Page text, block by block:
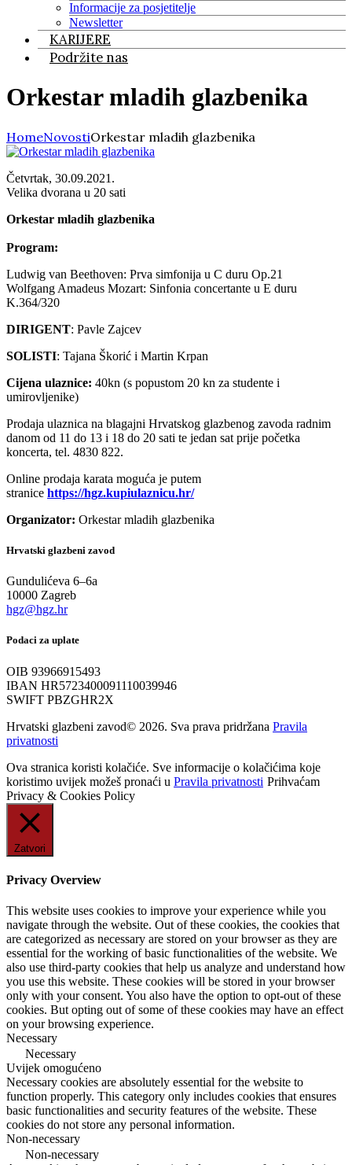
Informacije za posjetitelje
Newsletter
KARIJERE
Podržite nas
Orkestar mladih glazbenika
HomeNovostiOrkestar mladih glazbenika
Četvrtak, 30.09.2021.
Velika dvorana u 20 sati
Orkestar mladih glazbenika
Program:
Ludwig van Beethoven: Prva simfonija u C duru Op.21
Wolfgang Amadeus Mozart: Sinfonia concertante u E duru
K.364/320
DIRIGENT: Pavle Zajcev
SOLISTI: Tajana Škorić i Martin Krpan
Cijena ulaznice: 40kn (s popustom 20 kn za studente i
umirovljenike)
Prodaja ulaznica na blagajni Hrvatskog glazbenog zavoda radnim
danom od 11 do 13 i 18 do 20 sati te jedan sat prije početka
koncerta, tel. 4830 822.
Online prodaja karata moguća je putem
stranice https://hgz.kupiulaznicu.hr/
Organizator: Orkestar mladih glazbenika
Hrvatski glazbeni zavod
Gundulićeva 6–6a
10000 Zagreb
hgz@hgz.hr
Podaci za uplate
OIB 93966915493
IBAN HR5723400091110039946
SWIFT PBZGHR2X
Hrvatski glazbeni zavod© 2026. Sva prava pridržana Pravila
privatnosti
Ova stranica koristi kolačiće. Sve informacije o kolačićima koje
koristimo uvijek možeš pronaći u Pravila privatnosti Prihvaćam
Privacy & Cookies Policy
Zatvori
Privacy Overview
This website uses cookies to improve your experience while you
navigate through the website. Out of these cookies, the cookies that
are categorized as necessary are stored on your browser as they are
essential for the working of basic functionalities of the website. We
also use third-party cookies that help us analyze and understand how
you use this website. These cookies will be stored in your browser
only with your consent. You also have the option to opt-out of these
cookies. But opting out of some of these cookies may have an effect
on your browsing experience.
Necessary
Necessary
Uvijek omogućeno
Necessary cookies are absolutely essential for the website to
function properly. This category only includes cookies that ensures
basic functionalities and security features of the website. These
cookies do not store any personal information.
Non-necessary
Non-necessary